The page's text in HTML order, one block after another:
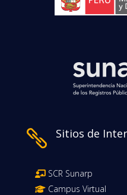
 Sitios de
SCR Sunarp
Campus Virtual